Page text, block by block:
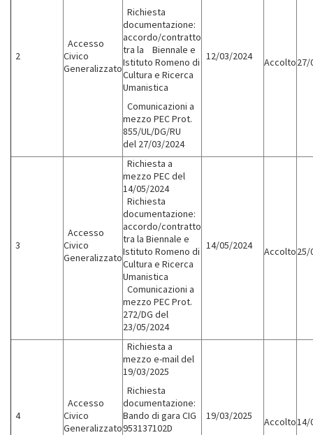
2
Accesso
Civico
Generalizzato
Richiesta
documentazione:
accordo/contratto
tra la Biennale e
Istituto Romeno di
Cultura e Ricerca
Umanistica
Comunicazioni a
mezzo PEC Prot.
855/UL/DG/RU
del 27/03/2024
12/03/2024 Accolto27/
3
Accesso
Civico
Generalizzato
Richiesta a
mezzo PEC del
14/05/2024
Richiesta
documentazione:
accordo/contratto
tra la Biennale e
Istituto Romeno di
Cultura e Ricerca
Umanistica
Comunicazioni a
mezzo PEC Prot.
272/DG del
23/05/2024
14/05/2024 Accolto25/
4
Accesso
Civico
Generalizzato
Richiesta a
mezzo e-mail del
19/03/2025
Richiesta
documentazione:
Bando di gara CIG
953137102D
19/03/2025 Accolto14/